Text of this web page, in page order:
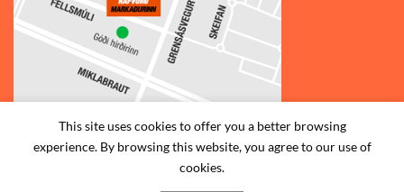
© 2026Rafvörumarkaðurinn v/Fellsmúla | Síðumúla 34, 108
Reykjavík | S: 585-2888 |
This site uses cookies to offer you a better browsing
experience. By browsing this website, you agree to our use of
cookies.